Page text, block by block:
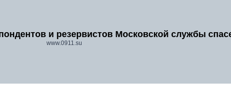
и резервистов Московской службы
www.0911.su